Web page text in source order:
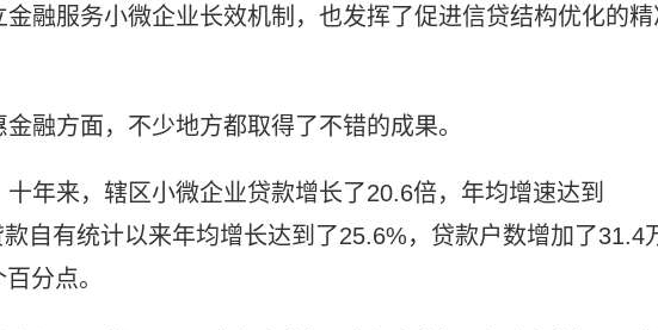
融服务小微企业长效机制，也发挥了促进信贷结构优化的精
融方面，不少地方都取得了不错的成果。
年来，辖区小微企业贷款增长了20.6倍，年均增速达到
自有统计以来年均增长达到了25.6%，贷款户数增加了31.4
分点。